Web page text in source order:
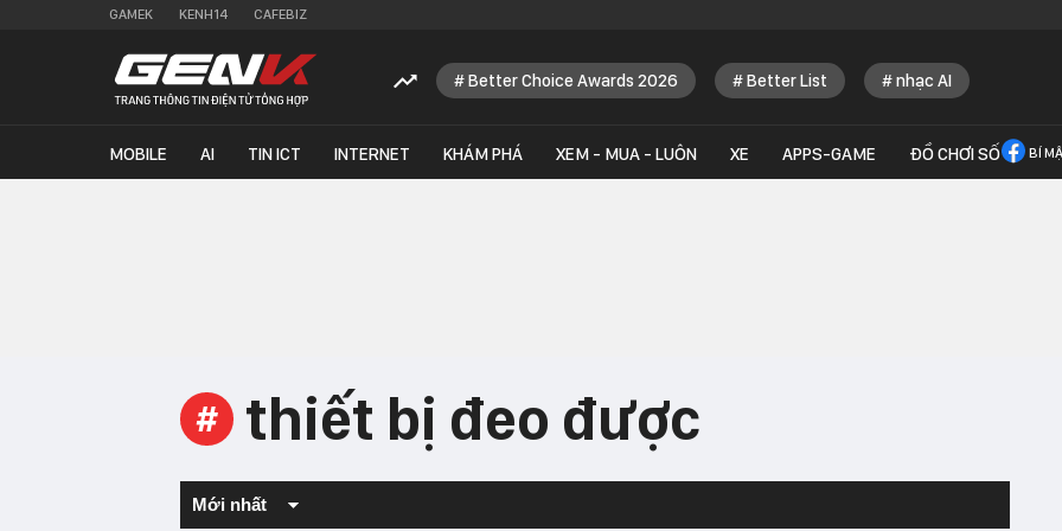
GAMEK KENH14 CAFEBIZ
Better Choice Awards 2026 Better List nhạc AI
MOBILE AI TIN ICT INTERNET KHÁM PHÁ XEM - MUA - LUÔN XE APPS-GAME ĐỒ CHƠI SỐ BÍ
# thiết bị đeo được
Mới nhất